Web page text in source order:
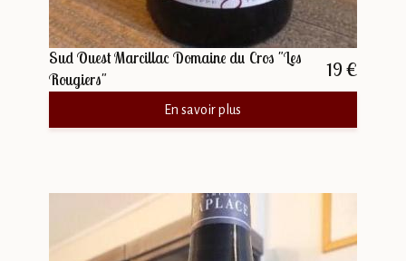
Sud Ouest Marcillac Domaine du Cros "Les
Rougiers"
19 €
En savoir plus